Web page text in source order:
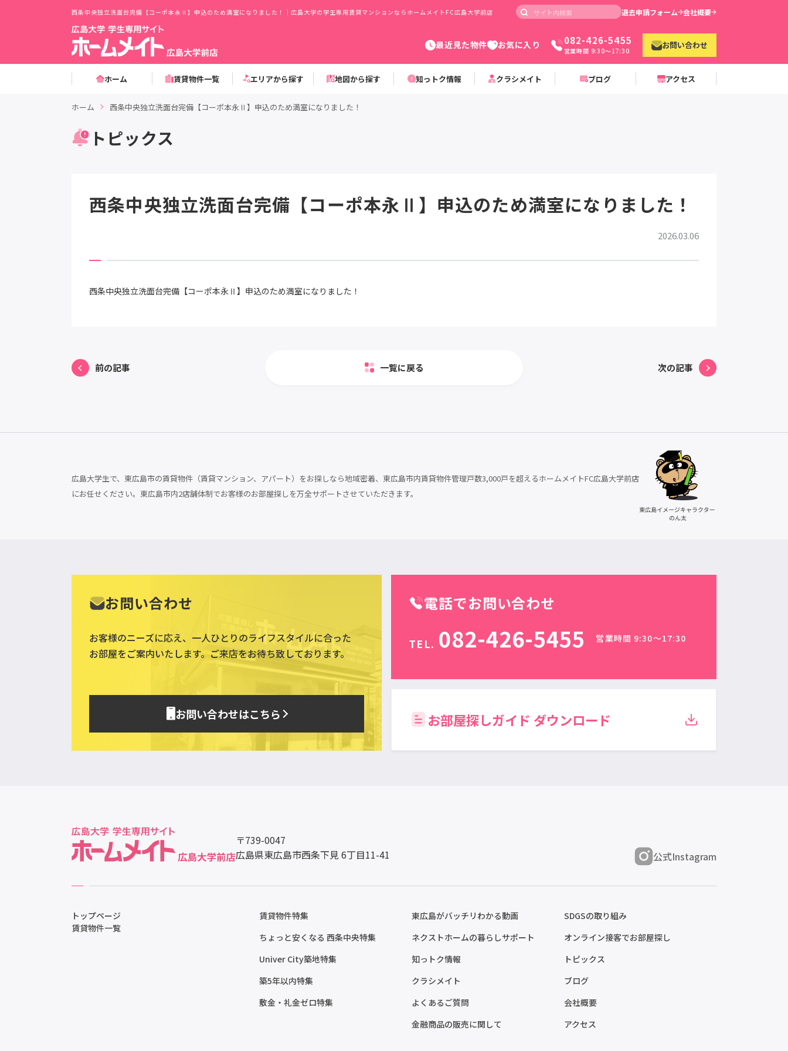
西条中央独立洗面台完備【コーポ本永Ⅱ】申込のため満室になりました！｜広島大学の学生専用賃貸マンションならホームメイトFC広島大学前店 退去申請フォーム 会社概要
最近見た物件 お気に入り 082-426-5455
営業時間 9:30〜17:30
お問い合わせ
ホーム 賃貸物件一覧 エリアから探す 地図から探す 知っトク情報 クラシメイト ブログ アクセス
ホーム 西条中央独立洗面台完備【コーポ本永Ⅱ】申込のため満室になりました！
トピックス
西条中央独立洗面台完備【コーポ本永Ⅱ】申込のため満室になりました！
2026.03.06
西条中央独立洗面台完備【コーポ本永Ⅱ】申込のため満室になりました！
前の記事 一覧に戻る 次の記事
広島大学生で、東広島市の賃貸物件（賃貸マンション、アパート）をお探しなら地域密着、東広島市内賃貸物件管理戸数3,000戸を超えるホームメイトFC広島大学前店
にお任せください。東広島市内2店舗体制でお客様のお部屋探しを万全サポートさせていただきます。
お問い合わせ
お客様のニーズに応え、一人ひとりのライフスタイルに合った
お部屋をご案内いたします。ご来店をお待ち致しております。
お問い合わせはこちら
電話でお問い合わせ
TEL. 082-426-5455 営業時間 9:30〜17:30
お部屋探しガイド ダウンロード
〒739-0047
広島県東広島市西条下見 6丁目11-41
公式Instagram
トップページ
賃貸物件一覧
賃貸物件特集
ちょっと安くなる 西条中央特集
Univer City築地特集
築5年以内特集
敷金・礼金ゼロ特集
東広島がバッチリわかる動画
ネクストホームの暮らしサポート
知っトク情報
クラシメイト
よくあるご質問
金融商品の販売に関して
SDGSの取り組み
オンライン接客でお部屋探し
トピックス
ブログ
会社概要
アクセス